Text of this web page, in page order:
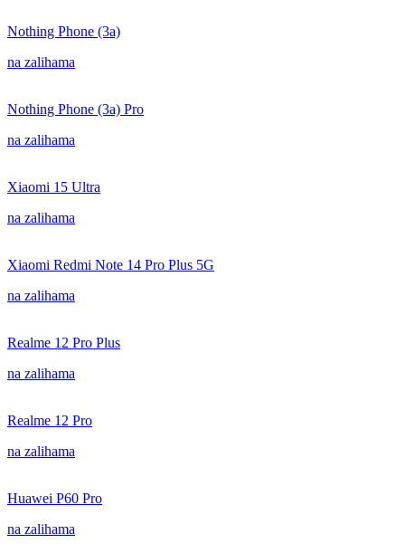
Nothing Phone (3a)
na zalihama
Nothing Phone (3a) Pro
na zalihama
Xiaomi 15 Ultra
na zalihama
Xiaomi Redmi Note 14 Pro Plus 5G
na zalihama
Realme 12 Pro Plus
na zalihama
Realme 12 Pro
na zalihama
Huawei P60 Pro
na zalihama